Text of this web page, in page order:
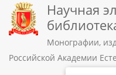
Научная
Монографии,
Российской Академии